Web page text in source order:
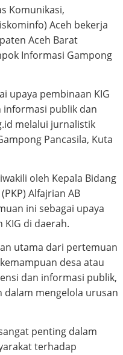
Komunikasi,
Aceh bekerja
Aceh Barat
Informasi Gampong
upaya pembinaan KIG
publik dan
melalui jurnalistik
Pancasila, Kuta
oleh Kepala Bidang
Alfajrian AB
ini sebagai upaya
KIG di daerah.
utama dari pertemuan
desa atau
dan informasi publik,
mengelola urusan
penting dalam
terhadap